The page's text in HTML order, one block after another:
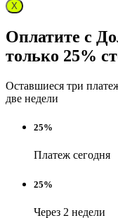
X
Оплатите с
только 25%
Оставшиеся три
две недели
25%
Платеж сегодня
25%
Через 2 недели